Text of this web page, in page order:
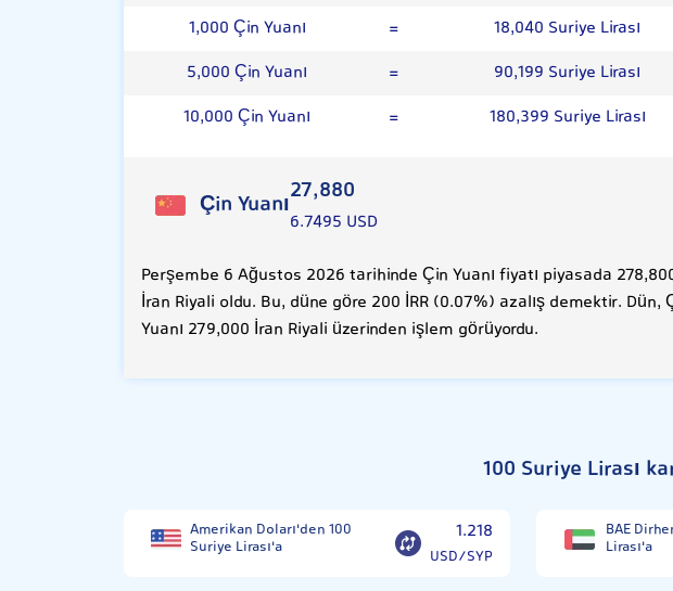
1,000 Çin Yuanı
=
18,040 Suriye Lirası
5,000 Çin Yuanı
=
90,199 Suriye Lirası
10,000 Çin Yuanı
= 180,399 Suriye Lirası
Çin Yuanı27,880
6.7495 USD
Perşembe 6 Ağustos 2026 tarihinde Çin Yuanı fiyatı piyasada
İran Riyali oldu. Bu, düne göre 200 İRR (0.07%) azalış demektir. Dün,
Yuanı 279,000 İran Riyali üzerinden işlem görüyordu.
100 Suriye Lirası
Amerikan Doları'den 100
Suriye Lirası'a
1.218
USD/SYP
BAE
Lirası'a